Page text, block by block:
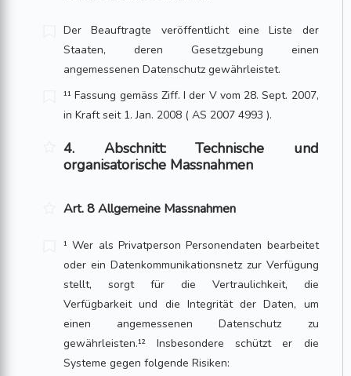
Der Beauftragte veröffentlicht eine Liste der
Staaten, deren Gesetzgebung einen
angemessenen Datenschutz gewährleistet.
¹¹ Fassung gemäss Ziff. I der V vom 28. Sept. 2007,
in Kraft seit 1. Jan. 2008 ( AS 2007 4993 ).
4. Abschnitt: Technische und
organisatorische Massnahmen
Art. 8 Allgemeine Massnahmen
¹ Wer als Privatperson Personendaten bearbeitet
oder ein Datenkommunikations­netz zur Verfügung
stellt, sorgt für die Vertraulichkeit, die
Verfügbarkeit und die Integrität der Daten, um
einen angemessenen Datenschutz zu
gewährleisten.¹² Insbeson­dere schützt er die
Systeme gegen folgende Risiken: